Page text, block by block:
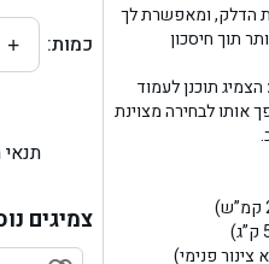
הדלק, ומאפשרת לך
תוך חיסכון
הצמיג תוכנן לעמוד
אותו לבחירה מצוינת
בן
בן
כמות: +
צמיגים